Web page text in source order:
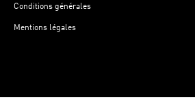
Conditions générales
Mentions légales